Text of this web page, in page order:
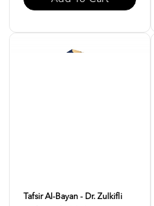
Tafsir Al-Bayan - Dr. Zulkifli